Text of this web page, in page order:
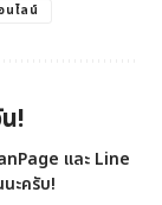
ไลน์
!
และ Line
ะครับ!